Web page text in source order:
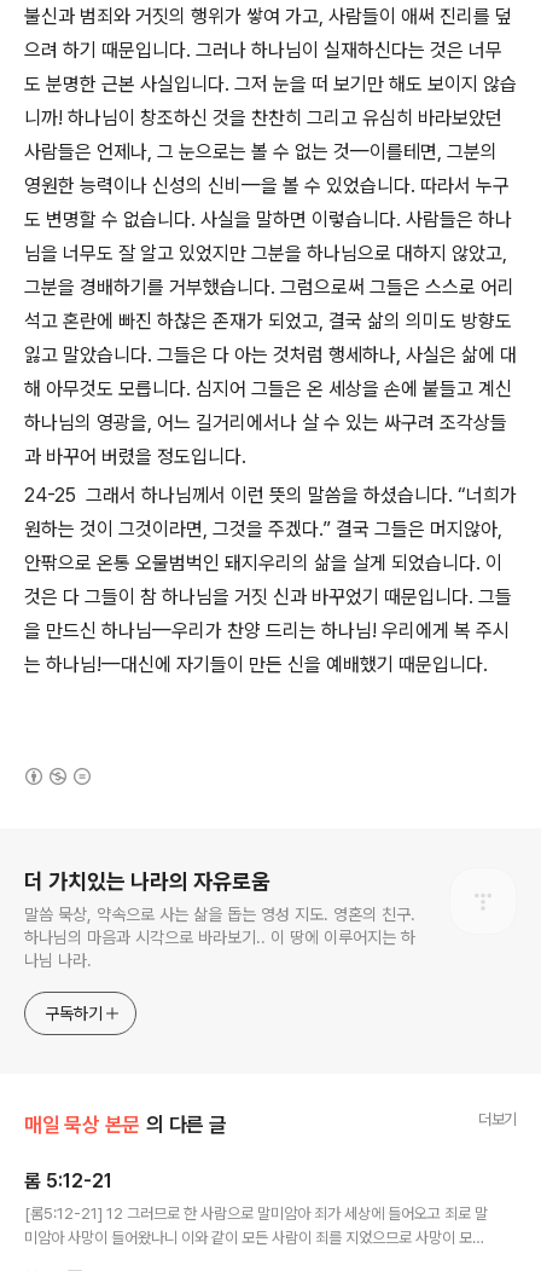
불신과 범죄와 거짓의 행위가 쌓여 가고, 사람들이 애써 진리를 덮
으려 하기 때문입니다. 그러나 하나님이 실재하신다는 것은 너무
도 분명한 근본 사실입니다. 그저 눈을 떠 보기만 해도 보이지 않습
니까! 하나님이 창조하신 것을 찬찬히 그리고 유심히 바라보았던
사람들은 언제나, 그 눈으로는 볼 수 없는 것—이를테면, 그분의
영원한 능력이나 신성의 신비—을 볼 수 있었습니다. 따라서 누구
도 변명할 수 없습니다. 사실을 말하면 이렇습니다. 사람들은 하나
님을 너무도 잘 알고 있었지만 그분을 하나님으로 대하지 않았고,
그분을 경배하기를 거부했습니다. 그럼으로써 그들은 스스로 어리
석고 혼란에 빠진 하찮은 존재가 되었고, 결국 삶의 의미도 방향도
잃고 말았습니다. 그들은 다 아는 것처럼 행세하나, 사실은 삶에 대
해 아무것도 모릅니다. 심지어 그들은 온 세상을 손에 붙들고 계신
하나님의 영광을, 어느 길거리에서나 살 수 있는 싸구려 조각상들
과 바꾸어 버렸을 정도입니다.
24-25 그래서 하나님께서 이런 뜻의 말씀을 하셨습니다. “너희가
원하는 것이 그것이라면, 그것을 주겠다.” 결국 그들은 머지않아,
안팎으로 온통 오물범벅인 돼지우리의 삶을 살게 되었습니다. 이
것은 다 그들이 참 하나님을 거짓 신과 바꾸었기 때문입니다. 그들
을 만드신 하나님—우리가 찬양 드리는 하나님! 우리에게 복 주시
는 하나님!—대신에 자기들이 만든 신을 예배했기 때문입니다.
더 가치있는 나라의 자유로움
말씀 묵상, 약속으로 사는 삶을 돕는 영성 지도. 영혼의 친구.
하나님의 마음과 시각으로 바라보기.. 이 땅에 이루어지는 하
나님 나라.
구독하기
매일 묵상 본문 의 다른 글 더보기
롬 5:12-21
[롬5:12-21] 12 그러므로 한 사람으로 말미암아 죄가 세상에 들어오고 죄로 말
미암아 사망이 들어왔나니 이와 같이 모든 사람이 죄를 지었으므로 사망이 모든